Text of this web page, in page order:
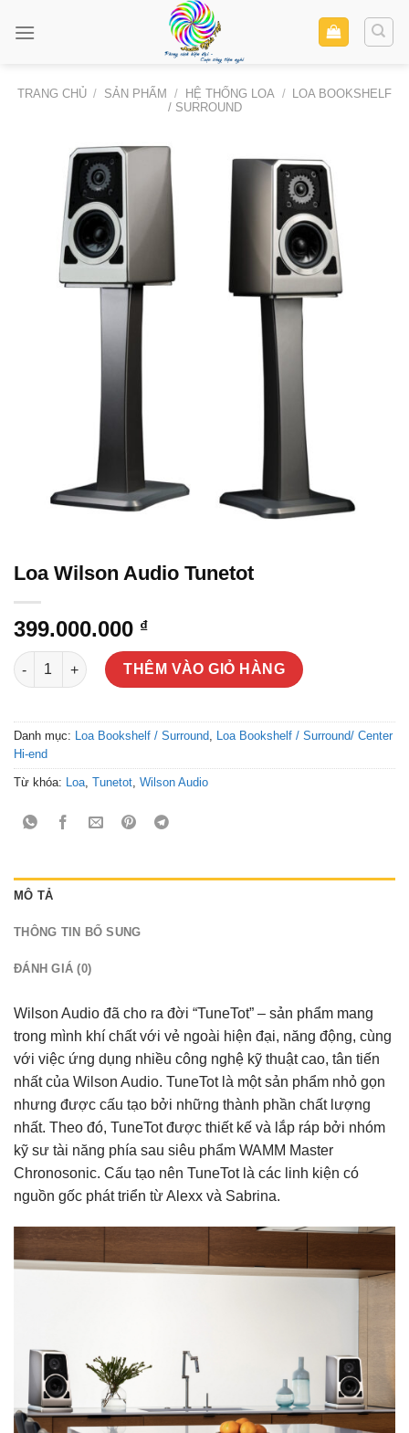
TRANG CHỦ / SẢN PHẨM / HỆ THỐNG LOA /
LOA BOOKSHELF
/ SURROUND
Loa Wilson Audio Tunetot
399.000.000 ₫
Loa Wilson Audio Tunetot số lượng
THÊM VÀO GIỎ HÀNG
Danh mục: Loa Bookshelf / Surround
Loa Bookshelf / Surround/ Center
Hi-end
Từ khóa: Loa Tunetot Wilson Audio
MÔ TẢ
THÔNG TIN BỔ SUNG
ĐÁNH GIÁ (0)
Wilson Audio đã cho ra đời “TuneTot” – sản phẩm mang
trong mình khí chất với vẻ ngoài hiện đại, năng động, cùng
với việc ứng dụng nhiều công nghệ kỹ thuật cao, tân tiến
nhất của Wilson Audio. TuneTot là một sản phẩm nhỏ gọn
nhưng được cấu tạo bởi những thành phần chất lượng
nhất. Theo đó, TuneTot được thiết kế và lắp ráp bởi nhóm
kỹ sư tài năng phía sau siêu phẩm WAMM Master
Chronosonic. Cấu tạo nên TuneTot là các linh kiện có
nguồn gốc phát triển từ Alexx và Sabrina.